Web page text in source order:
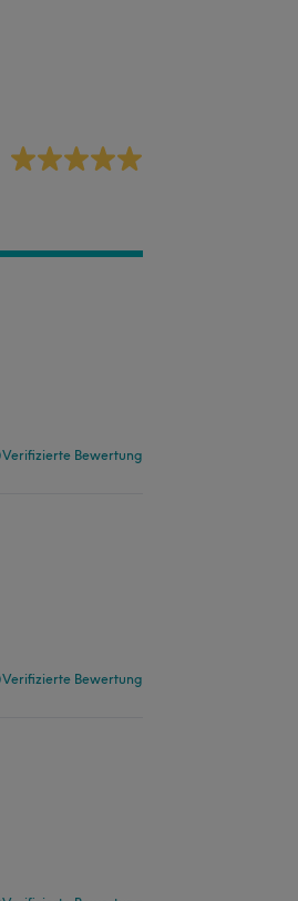
Verifizierte Bewertung
Verifizierte Bewertung